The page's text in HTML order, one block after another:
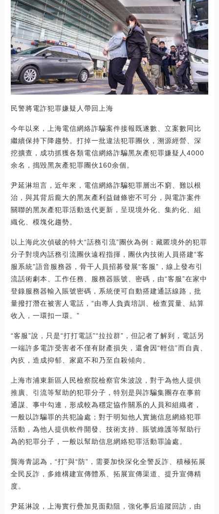
民警將電詐犯罪嫌疑人帶回上海
今年以來，上海電信網絡詐騙案件接報既遂數、立案數同比
繼續保持下降趨勢。打掉一批違法犯罪團伙，溯源經營、深
挖擴查，成功抓獲各類電信網絡詐騙黑灰產犯罪嫌疑人4000
余名，搗毀黑灰產犯罪團伙160余個。
尹延淋坦言，近年來，電信網絡詐騙犯罪層出不窮、難以根
治，與其背后龐大的黑灰產利益鏈條密不可分，與電詐案件
關聯的黑灰產犯罪活動迭代更新，呈現境外化、集約化、組
織化、模塊化趨勢。
以上海此次偵破的特大“話務引流”團伙為例：藏匿境外的犯罪
分子對境內話務引流團伙遠程指揮，團伙內技術人員搭建“客
服系統”語音服務器，骨干人員招募發展“客服”，線上發布引
流話術劇本、工作任務、服務器賬號、密碼，由“客服”在家中
登錄服務器輸入賬號密碼，系統便可自動搭建通話線路，批
量撥打潛在被害人電話，“由專人負責培訓、檢查質量、結算
收入，一環扣一環。”
“客服”說，只是“打打電話”“拉拉群”，但記者了解到，電話另
一端許多電詐受害者不僅有財產損失，還會因“輕信”而自責、
內疚，造成抑郁、家庭不和乃至自殺傾向。
上海市浦東新區人民檢察院檢察官朱波說，對于為他人提供
推廣、引流等幫助的犯罪分子，特別是與詐騙集團存在事前
通謀、事中勾連，形成較為穩定協作關系的人員和組織者，
一般以詐騙罪的共犯論處；對于明知他人實施信息網絡犯罪
活動，為他人提供軟件開發、技術支持、賬號維護等幫助行
為的犯罪分子，一般以幫助信息網絡犯罪活動罪論處。
龔海青認為，“打”與“防”，需要加快深化全警反詐、積極拓展
全民反詐，多維構建宣傳體系、拓展宣傳渠道、提升宣傳精
度。
尹延淋說，上海實行疊加見面勸阻，強化事后追蹤回訪，由